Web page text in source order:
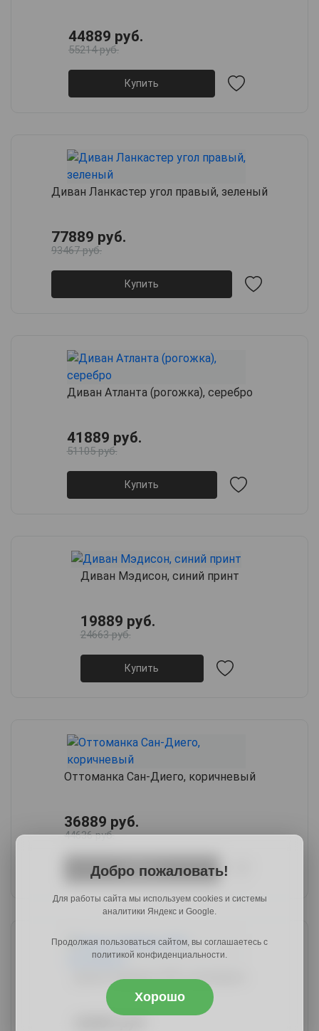
44889 руб.
55214 руб.
Купить
Диван Ланкастер угол правый, зеленый
77889 руб.
93467 руб.
Купить
Диван Атланта (рогожка), серебро
41889 руб.
51105 руб.
Купить
Диван Мэдисон, синий принт
19889 руб.
24663 руб.
Купить
Оттоманка Сан-Диего, коричневый
36889 руб.
44636 руб.
Купить
Диван Барбара НПБ, аквамарин
Добро пожаловать!
Для работы сайта мы используем cookies и системы
аналитики Яндекс и Google.
Продолжая пользоваться сайтом, вы соглашаетесь с
политикой конфиденциальности.
Хорошо